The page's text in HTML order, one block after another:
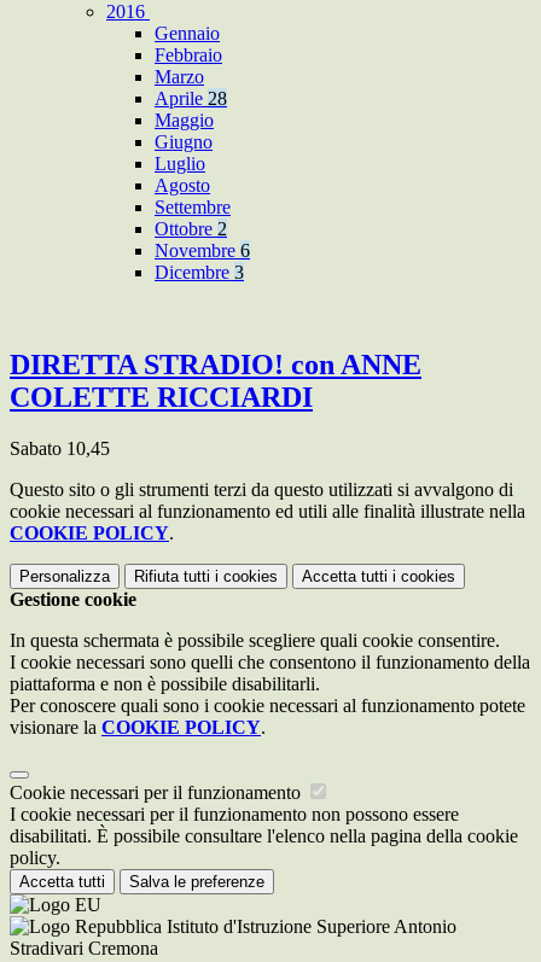
2016
Gennaio
Febbraio
Marzo
Aprile 28
Maggio
Giugno
Luglio
Agosto
Settembre
Ottobre 2
Novembre 6
Dicembre 3
DIRETTA STRADIO! con ANNE
COLETTE RICCIARDI
Sabato 10,45
Questo sito o gli strumenti terzi da questo utilizzati si avvalgono di
cookie necessari al funzionamento ed utili alle finalità illustrate nella
COOKIE POLICY.
Personalizza Rifiuta tutti i cookies Accetta tutti i cookies
Gestione cookie
In questa schermata è possibile scegliere quali cookie consentire.
I cookie necessari sono quelli che consentono il funzionamento della
piattaforma e non è possibile disabilitarli.
Per conoscere quali sono i cookie necessari al funzionamento potete
visionare la COOKIE POLICY.
Cookie necessari per il funzionamento
I cookie necessari per il funzionamento non possono essere
disabilitati. È possibile consultare l'elenco nella pagina della cookie
policy.
Accetta tutti Salva le preferenze
Istituto d'Istruzione Superiore Antonio
Stradivari Cremona